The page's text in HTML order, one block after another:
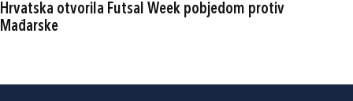
Hrvatska otvorila Futsal Week pobjedom protiv
Mađarske